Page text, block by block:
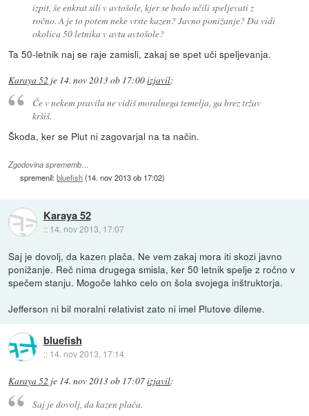
izpit, še enkrat sili v avtošole, kjer se bodo učili speljevati z
ročno. A je to potem neke vrste kazen? Javno ponižanje? Da vidi
okolica 50 letnika v avtu avtošole?
Ta 50-letnik naj se raje zamisli, zakaj se spet uči speljevanja.
Karaya 52 je 14. nov 2013 ob 17:00izjavil:
Če v nekem pravilu ne vidiš moralnega temelja, ga brez tržav
kršiš.
Škoda, ker se Plut ni zagovarjal na ta način.
Zgodovina sprememb…
spremenil:bluefish(14. nov 2013 ob 17:02)
Karaya 52
:: 14. nov 2013, 17:07
Saj je dovolj, da kazen plača. Ne vem zakaj mora iti skozi javno
ponižanje. Reč nima drugega smisla, ker 50 letnik spelje z ročno v
spečem stanju. Mogoče lahko celo on šola svojega inštruktorja.
Jefferson ni bil moralni relativist zato ni imel Plutove dileme.
bluefish
:: 14. nov 2013, 17:14
Karaya 52 je 14. nov 2013 ob 17:07izjavil:
Saj je dovolj, da kazen plača.